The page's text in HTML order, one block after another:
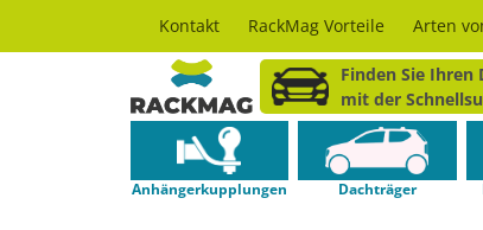
Kontakt RackMag Vorteile Arten
Finden Sie Ihren
mit der
Anhängerkupplungen Dachträger